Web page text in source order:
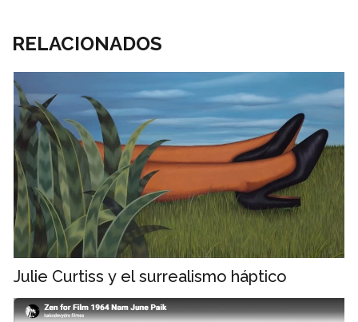
RELACIONADOS
Julie Curtiss y el surrealismo háptico